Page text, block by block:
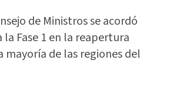
de Ministros se acordó
la Fase 1 en la reapertura
mayoría de las regiones del